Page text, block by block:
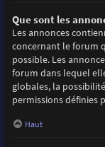
Que sont les
Les annonces
concernant le forum
possible. Les
forum dans lequel
globales, la
permissions définies
Haut